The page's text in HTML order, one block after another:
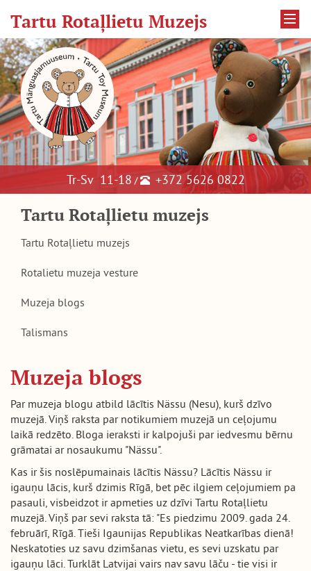
Tartu Rotaļlietu Muzejs
Tr-Sv 11-18 / +372 5626 0822
Tartu Rotaļlietu muzejs
Tartu Rotaļlietu muzejs
Rotalietu muzeja vesture
Muzeja blogs
Talismans
Muzeja blogs
Par muzeja blogu atbild lācītis Nässu (Nesu), kurš dzīvo
muzejā. Viņš raksta par notikumiem muzejā un ceļojumu
laikā redzēto. Bloga ieraksti ir kalpojuši par iedvesmu bērnu
grāmatai ar nosaukumu "Nässu".
Kas ir šis noslēpumainais lācītis Nässu? Lācītis Nässu ir
igauņu lācis, kurš dzimis Rīgā, bet pēc ilgiem ceļojumiem pa
pasauli, visbeidzot ir apmeties uz dzīvi Tartu Rotaļlietu
muzejā. Viņš par sevi raksta tā: "Es piedzimu 2009. gada 24.
februārī, Rīgā. Tieši Igaunijas Republikas Neatkarības dienā!
Neskatoties uz savu dzimšanas vietu, es sevi uzskatu par
igauņu lāci. Turklāt Latvijai vairs nav savu lāču - tie visi ir